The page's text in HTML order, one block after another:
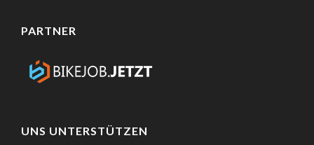
PARTNER
UNS UNTERSTÜTZEN